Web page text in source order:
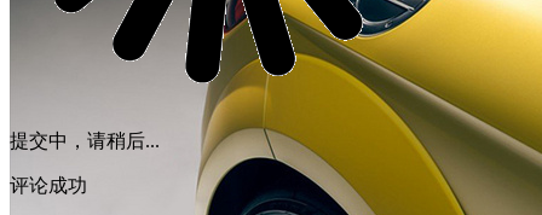
提交中，请稍后...
评论成功